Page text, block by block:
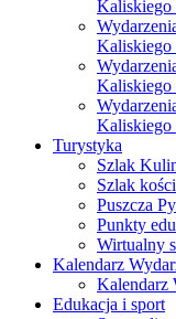
Kaliskiego
Kaliskiego
Kaliskiego
Kaliskiego
Turystyka
Szlak
Szlak
Puszcza
Punkty
Wirtualny
Kalendarz
Kalendarz
Edukacja i sport